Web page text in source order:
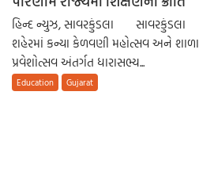
હિન્દ ન્યુઝ, સાવરકુંડલા સાવરકુંડલા
શહેરમાં કન્યા કેળવણી મહોત્સવ અને શાળા
પ્રવેશોત્સવ અંતર્ગત ધારાસભ્ય...
Education Gujarat